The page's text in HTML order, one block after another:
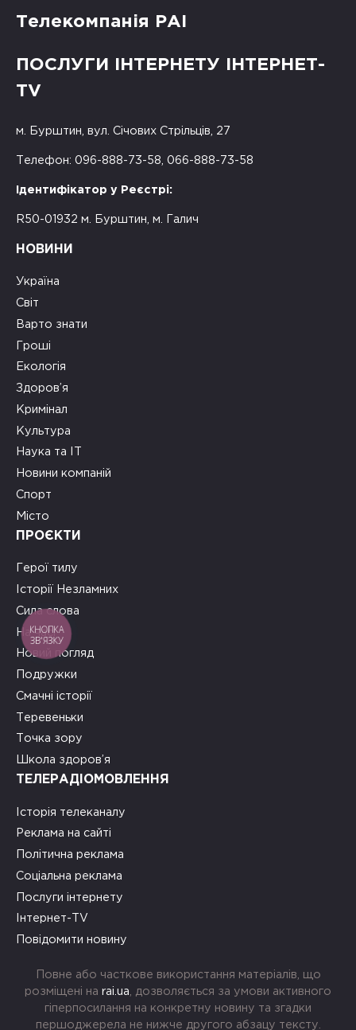
Телекомпанія РАІ
ПОСЛУГИ ІНТЕРНЕТУ ІНТЕРНЕТ-
TV
м. Бурштин, вул. Січових Стрільців, 27
Телефон: 096-888-73-58, 066-888-73-58
Ідентифікатор у Реєстрі:
R50-01932 м. Бурштин, м. Галич
НОВИНИ
Україна
Світ
Варто знати
Гроші
Екологія
Здоров’я
Кримінал
Культура
Наука та ІТ
Новини компаній
Спорт
Місто
ПРОЄКТИ
Герої тилу
Історії Незламних
Сила слова
На часі
Новий погляд
Подружки
Смачні історії
Теревеньки
Точка зору
Школа здоров’я
ТЕЛЕРАДІОМОВЛЕННЯ
Історія телеканалу
Реклама на сайті
Політична реклама
Соціальна реклама
Послуги інтернету
Інтернет-TV
Повідомити новину
Повне або часткове використання матеріалів, що
розміщені на rai.ua , дозволяється за умови активного
гіперпосилання на конкретну новину та згадки
першоджерела не нижче другого абзацу тексту.
КНОПКА
ЗВ'ЯЗКУ